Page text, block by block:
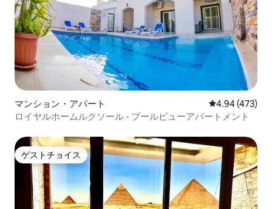
マンション・アパート レビュー473
4.94 (473)
ロイヤルホームルクソール - プールビューアパートメント
ゲストチョイス
ゲストチョイス